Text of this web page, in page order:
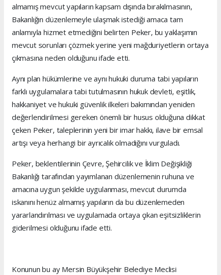
almamış mevcut yapıların kapsam dışında bırakılmasının,
Bakanlığın düzenlemeyle ulaşmak istediği amaca tam
anlamıyla hizmet etmediğini belirten Peker, bu yaklaşımın
mevcut sorunları çözmek yerine yeni mağduriyetlerin ortaya
çıkmasına neden olduğunu ifade etti.
Aynı plan hükümlerine ve aynı hukuki duruma tabi yapıların
farklı uygulamalara tabi tutulmasının hukuk devleti, eşitlik,
hakkaniyet ve hukuki güvenlik ilkeleri bakımından yeniden
değerlendirilmesi gereken önemli bir husus olduğuna dikkat
çeken Peker, taleplerinin yeni bir imar hakkı, ilave bir emsal
artışı veya herhangi bir ayrıcalık olmadığını vurguladı.
Peker, beklentilerinin Çevre, Şehircilik ve İklim Değişikliği
Bakanlığı tarafından yayımlanan düzenlemenin ruhuna ve
amacına uygun şekilde uygulanması, mevcut durumda
iskanını henüz almamış yapıların da bu düzenlemeden
yararlandırılması ve uygulamada ortaya çıkan eşitsizliklerin
giderilmesi olduğunu ifade etti.
Konunun bu ay Mersin Büyükşehir Belediye Meclisi